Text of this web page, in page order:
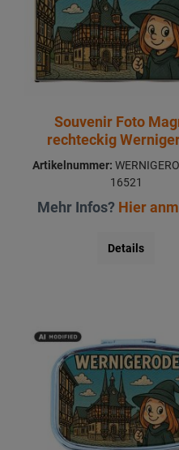
Souvenir Foto
rechteckig
8x5,5cm
Artikelnummer:
16521
Mehr Infos? Hier
Details